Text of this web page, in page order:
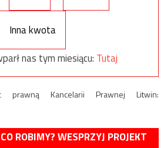
Inna kwota
nas tym miesiącu: Tutaj
prawną Kancelarii Prawnej Litwin:
ROBIMY? WESPRZYJ PROJEKT